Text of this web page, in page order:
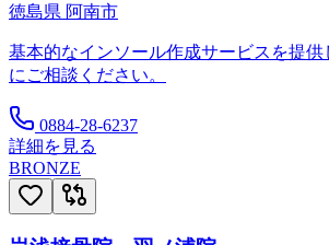
徳島県 阿南市
基本的なインソール作成サービスを提
にご相談ください。
0884-28-6237
詳細を見る
BRONZE